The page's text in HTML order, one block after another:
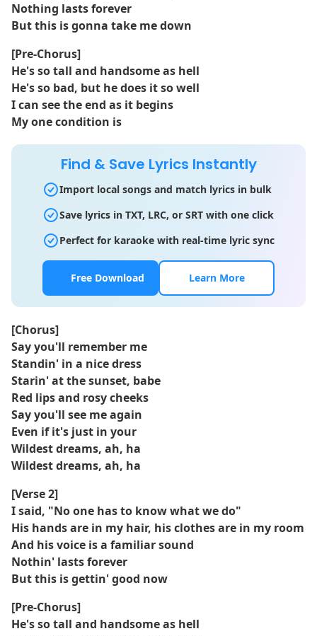
Nothing lasts forever
But this is gonna take me down
[Pre-Chorus]
He's so tall and handsome as hell
He's so bad, but he does it so well
I can see the end as it begins
My one condition is
Find & Save Lyrics Instantly
Import local songs and match lyrics in bulk
Save lyrics in TXT, LRC, or SRT with one click
Perfect for karaoke with real-time lyric sync
Free Download Learn More
[Chorus]
Say you'll remember me
Standin' in a nice dress
Starin' at the sunset, babe
Red lips and rosy cheeks
Say you'll see me again
Even if it's just in your
Wildest dreams, ah, ha
Wildest dreams, ah, ha
[Verse 2]
I said, "No one has to know what we do"
His hands are in my hair, his clothes are in my room
And his voice is a familiar sound
Nothin' lasts forever
But this is gettin' good now
[Pre-Chorus]
He's so tall and handsome as hell